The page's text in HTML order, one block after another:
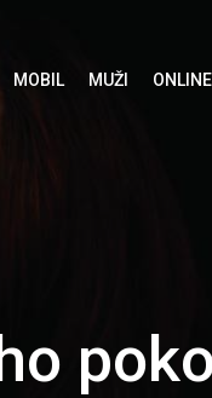
MOBIL MUŽI ONLINE